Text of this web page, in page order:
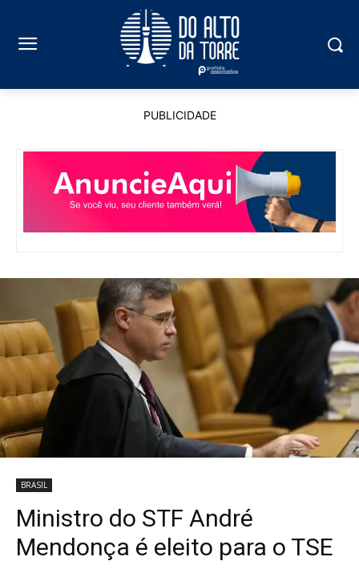
PUBLICIDADE
BRASIL
Ministro do STF André
Mendonça é eleito para o TSE